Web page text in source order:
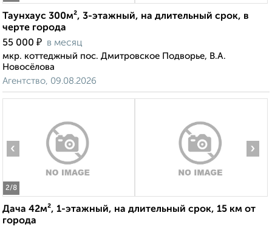
Таунхаус 300м², 3-этажный, на длительный срок, в
черте города
55 000 ₽ в месяц
мкр. коттеджный пос. Дмитровское Подворье, В.А.
Новосёлова
Агентство, 09.08.2026
2/8
‹ ›
Дача 42м², 1-этажный, на длительный срок, 15 км от
города